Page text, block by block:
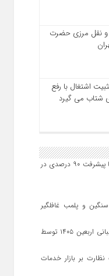
و نقل مرزی حضرت
اشتغال با رفع
شتاب می‌ گیرد
پروژه سازه سنگی و ملاتی کهره هلیلان با پیشرفت ۹۰ درصدی در
و پلمب غافلگیر
تجلیل از رانندگان ناوگان آبرسانی و پشتیبانی اربعین ۱۴۰۵ توسط
نظارت بر بازار خدمات